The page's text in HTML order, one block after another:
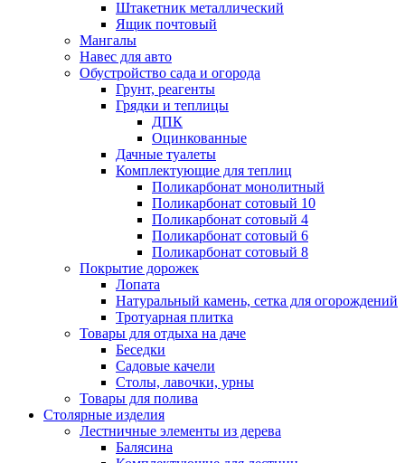
Штакетник металлический
Ящик почтовый
Мангалы
Навес для авто
Обустройство сада и огорода
Грунт, реагенты
Грядки и теплицы
ДПК
Оцинкованные
Дачные туалеты
Комплектующие для теплиц
Поликарбонат монолитный
Поликарбонат сотовый 10
Поликарбонат сотовый 4
Поликарбонат сотовый 6
Поликарбонат сотовый 8
Покрытие дорожек
Лопата
Натуральный камень, сетка для огорождений
Тротуарная плитка
Товары для отдыха на даче
Беседки
Садовые качели
Столы, лавочки, урны
Товары для полива
Столярные изделия
Лестничные элементы из дерева
Балясина